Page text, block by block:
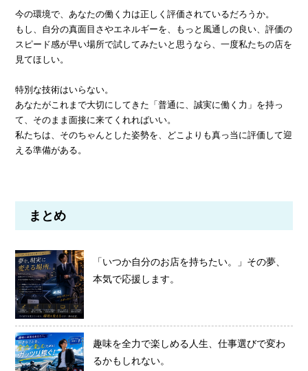
今の環境で、あなたの働く力は正しく評価されているだろうか。
もし、自分の真面目さやエネルギーを、もっと風通しの良い、評価の
スピード感が早い場所で試してみたいと思うなら、一度私たちの店を
見てほしい。
特別な技術はいらない。
あなたがこれまで大切にしてきた「普通に、誠実に働く力」を持っ
て、そのまま面接に来てくれればいい。
私たちは、そのちゃんとした姿勢を、どこよりも真っ当に評価して迎
える準備がある。
まとめ
「いつか自分のお店を持ちたい。」その夢、
本気で応援します。
趣味を全力で楽しめる人生、仕事選びで変わ
るかもしれない。